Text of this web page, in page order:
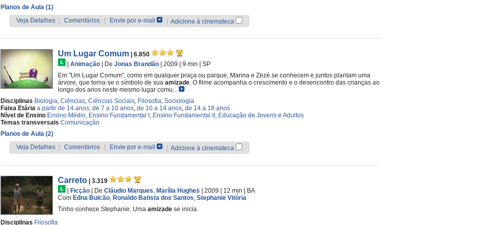
Planos de Aula (1)
Veja Detalhes
Comentários Envie por e-mail Adicione à cinemateca
Um Lugar Comum
| 6.850
Animação De Jonas Brandão | 2009 | 9 min
SP
Em "Um Lugar Comum", como em qualquer praça ou parque, Marina e Zezé se conhecem e juntos plantam uma
árvore, que torna-se o símbolo de sua amizade. O filme acompanha o crescimento e o desencontro das crianças ao
longo dos anos neste mesmo lugar comu...
Disciplinas Biologia, Ciências, Ciências Sociais, Filosofia, Sociologia
Faixa Etária a partir de 14 anos, de 7 a 10 anos, de 10 a 14 anos, de 14 a 18 anos
Nível de Ensino Ensino Médio, Ensino Fundamental I , Ensino Fundamental II , Educação de Jovens e Adultos
Temas transversais Comunicação
Planos de Aula (2)
Veja Detalhes
Comentários Envie por e-mail Adicione à cinemateca
Carreto
| 3.319
Ficção De Cláudio Marques, Marília Hughes | 2009 | 12 min
BA
Com Edna Bulcão, Ronaldo Batista dos Santos, Stephanie Vitória
Tinho conhece Stephanie. Uma amizade se inicia.
Disciplinas Filosofia